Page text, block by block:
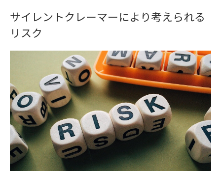
サイレントクレーマーにより考えられる
リスク